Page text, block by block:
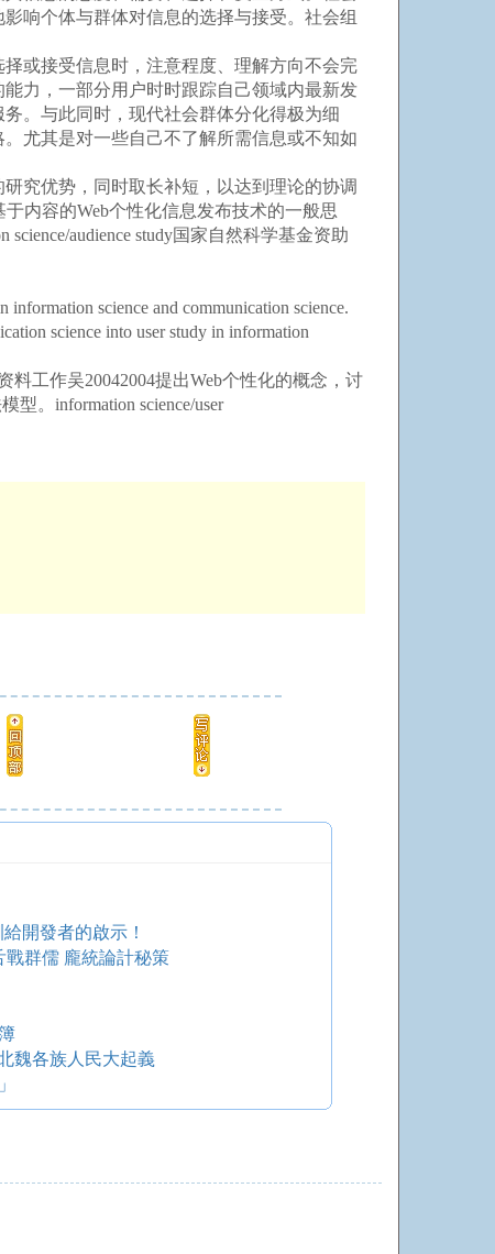
响个体与群体对信息的选择与接受。社会组
或接受信息时，注意程度、理解方向不会完
力，一部分用户时时跟踪自己领域内最新发
。与此同时，现代社会群体分化得极为细
尤其是对一些自己不了解所需信息或不知如
究优势，同时取长补短，以达到理论的协调
内容的Web个性化信息发布技术的一般思
audience study国家自然科学基金资助
science and communication science.
science into user study in information
工作吴20042004提出Web个性化的概念，讨
。information science/user
開發者的啟示！
戰群儒 龐統論計秘策
魏各族人民大起義